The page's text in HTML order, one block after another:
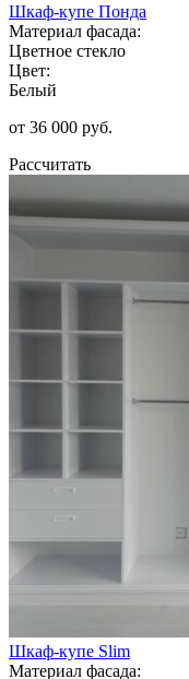
Шкаф-купе Понда
Материал фасада:
Цветное стекло
Цвет:
Белый
от 36 000 руб.
Рассчитать
Шкаф-купе Slim
Материал фасада: